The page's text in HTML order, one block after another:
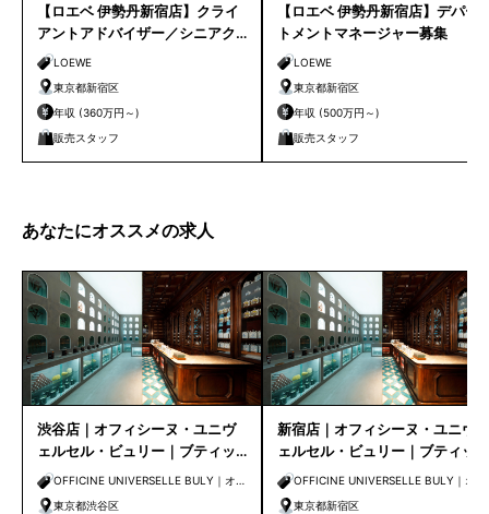
【ロエベ 伊勢丹新宿店】クライ
アントアドバイザー／シニアク
ライアントアドバイザー募集
LOEWE
東京都新宿区
年収 (360万円～)
販売スタッフ
【ロエベ 伊勢丹新宿店】デパー
トメントマネージャー募集
LOEWE
東京都新宿区
年収 (500万円～)
販売スタッフ
あなたにオススメの求人
渋谷店｜オフィシーヌ・ユニヴ
ェルセル・ビュリー｜ブティッ
クスタッフ募集
OFFICINE UNIVERSELLE BULY｜オフ
ィシーヌ・ユニヴェルセル・ビュリー
東京都渋谷区
新宿店｜オフィシーヌ・ユニヴ
ェルセル・ビュリー｜ブティッ
クスタッフ募集
OFFICINE UNIVERSELLE BULY｜オフ
ィシーヌ・ユニヴェルセル・ビュリー
東京都新宿区